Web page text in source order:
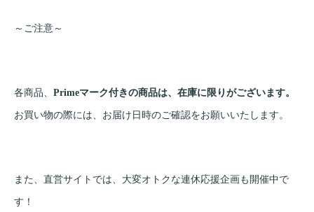
～ご注意～
各商品、 Primeマーク付きの商品は、在庫に限りがございます。
お買い物の際には、お届け日時のご確認をお願いいたします。
また、直営サイトでは、大変オトクな連休応援企画も開催中で
す！